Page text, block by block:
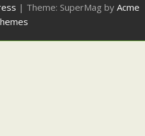
| Theme: SuperMag by Acme